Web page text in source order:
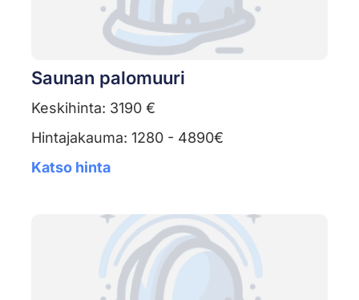
Saunan palomuuri
Keskihinta: 3190 €
Hintajakauma: 1280 - 4890€
Katso hinta